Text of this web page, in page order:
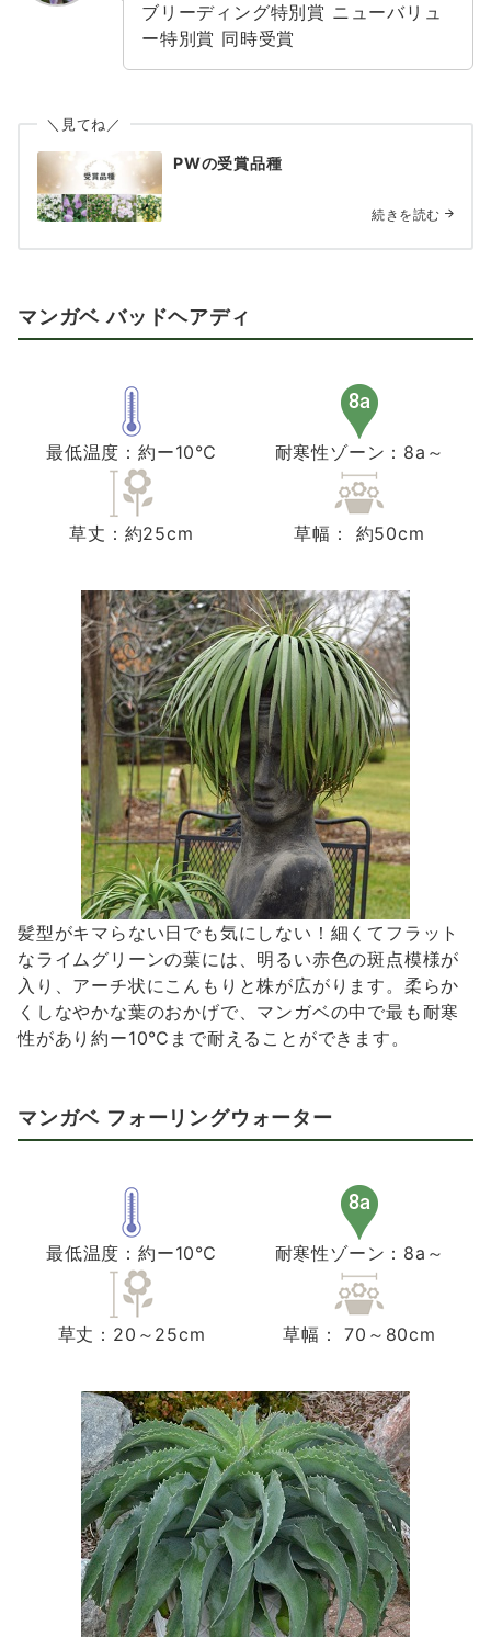
ブリーディング特別賞 ニューバリュ
ー特別賞 同時受賞
＼見てね／
PWの受賞品種
続きを読む
マンガベ バッドヘアディ
最低温度：約ー10℃ 耐寒性ゾーン：8a～
草丈：約25cm 草幅： 約50cm
髪型がキマらない日でも気にしない！細くてフラット
なライムグリーンの葉には、明るい赤色の斑点模様が
入り、アーチ状にこんもりと株が広がります。柔らか
くしなやかな葉のおかげで、マンガベの中で最も耐寒
性があり約ー10℃まで耐えることができます。
マンガベ フォーリングウォーター
最低温度：約ー10℃ 耐寒性ゾーン：8a～
草丈：20～25cm 草幅： 70～80cm